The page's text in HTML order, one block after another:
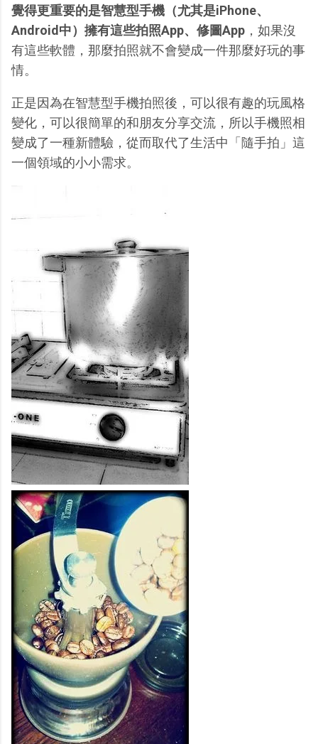
覺得更重要的是智慧型手機（尤其是iPhone、
Android中）擁有這些拍照App、修圖App ，如果沒
有這些軟體，那麼拍照就不會變成一件那麼好玩的事
情。
正是因為在智慧型手機拍照後，可以很有趣的玩風格
變化，可以很簡單的和朋友分享交流，所以手機照相
變成了一種新體驗，從而取代了生活中「隨手拍」這
一個領域的小小需求。